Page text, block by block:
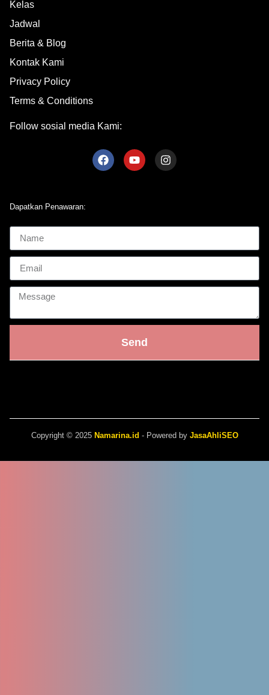
Kelas
Jadwal
Berita & Blog
Kontak Kami
Privacy Policy
Terms & Conditions
Follow sosial media Kami:
Dapatkan Penawaran:
Send
Copyright © 2025 Namarina.id - Powered by JasaAhliSEO